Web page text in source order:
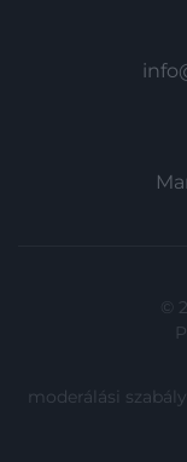
©
moderálási